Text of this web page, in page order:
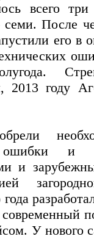
всего три
После
его в
2013 году
ошибки и
и
У нового